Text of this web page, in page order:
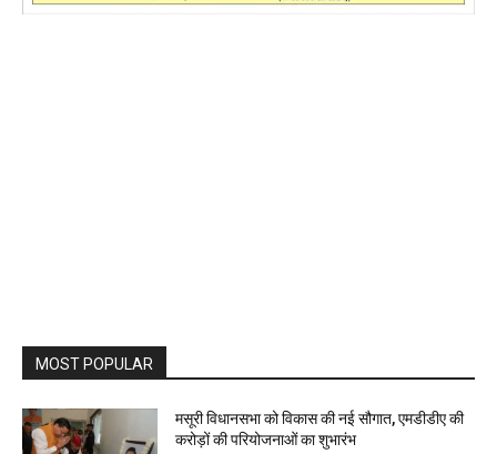
MOST POPULAR
मसूरी विधानसभा को विकास की नई सौगात, एमडीडीए की
करोड़ों की परियोजनाओं का शुभारंभ